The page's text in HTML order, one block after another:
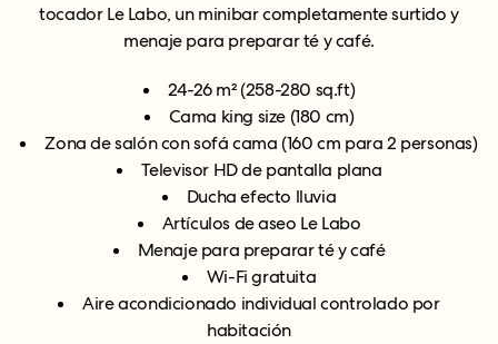
tocador Le Labo, un minibar completamente surtido y
menaje para preparar té y café.
24-26 m²(258-280 sq.ft)
Cama king size (180 cm)
Zona de salón con sofá cama (160 cm para 2 personas)
Televisor HD de pantalla plana
Ducha efecto lluvia
Artículos de aseo Le Labo
Menaje para preparar té y café
Wi-Fi gratuita
Aire acondicionado individual controlado por
habitación